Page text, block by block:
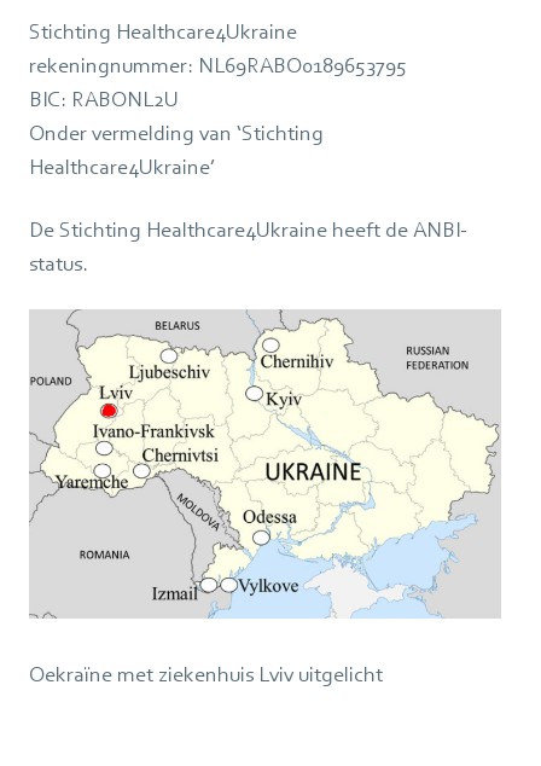
Stichting Healthcare4Ukraine
rekeningnummer: NL69RABO0189653795
BIC: RABONL2U
Onder vermelding van ‘Stichting
Healthcare4Ukraine’
De Stichting Healthcare4Ukraine heeft de ANBI-
status.
Oekraïne met ziekenhuis Lviv uitgelicht